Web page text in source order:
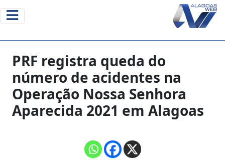
PRF registra queda do
número de acidentes na
Operação Nossa Senhora
Aparecida 2021 em Alagoas